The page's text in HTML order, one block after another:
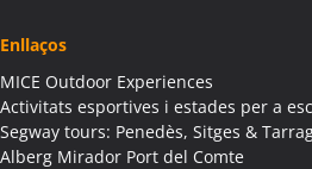
Colònies Escolars Albanyà
Activitats Teambuilding Empreses
Activitats Família Amics Albatàrrec
Enllaços
MICE Outdoor Experiences
Activitats esportives i estades per a
Segway tours: Penedès, Sitges &
Alberg Mirador Port del Comte